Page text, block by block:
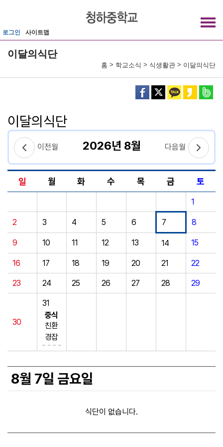
로그인 사이트맵
이달의식단
홈 > 학교소식 > 식생활관 > 이달의식단